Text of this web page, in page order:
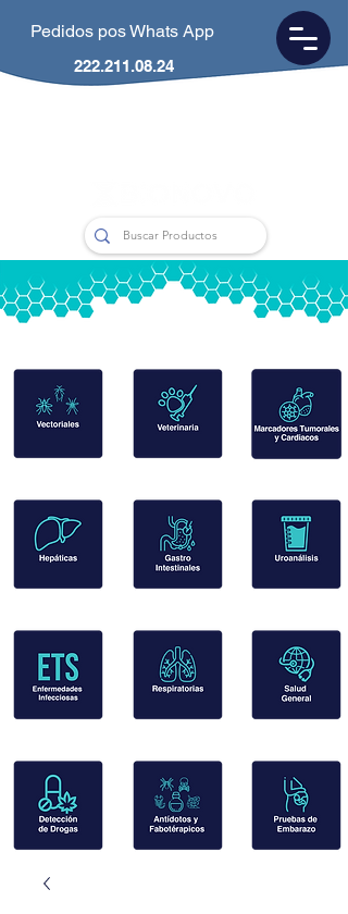
Pedidos pos Whats App
222.211.08.24